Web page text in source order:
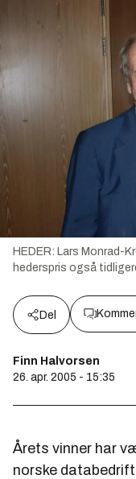
HEDER: Lars Monrad-
hederspris også
Del
Finn Halvorsen
26. apr. 2005 - 15:35
Årets vinner har
norske